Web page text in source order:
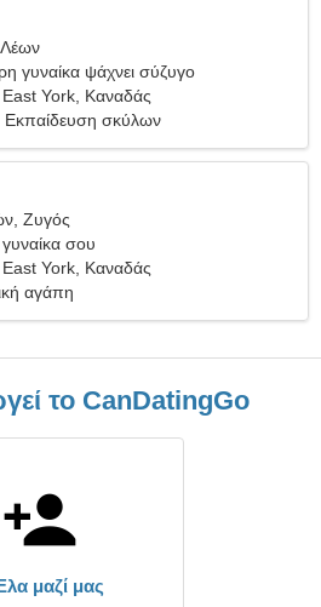
γυναίκα ψάχνει σύζυγο
York, Καναδάς
Εκπαίδευση σκύλων
Ζυγός
σου
York, Καναδάς
αγάπη
το CanDatingGo
μαζί μας